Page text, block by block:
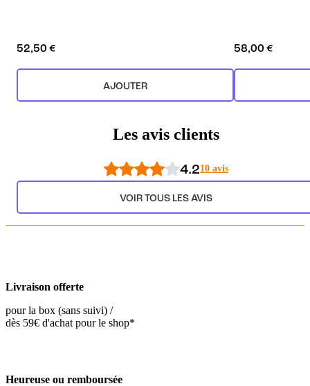
52,50 €
AJOUTER
58,00 €
Les avis clients
4.210 avis
VOIR TOUS LES AVIS
Livraison offerte
pour la box (sans suivi) /
dès 59€ d'achat pour le shop*
Heureuse ou remboursée